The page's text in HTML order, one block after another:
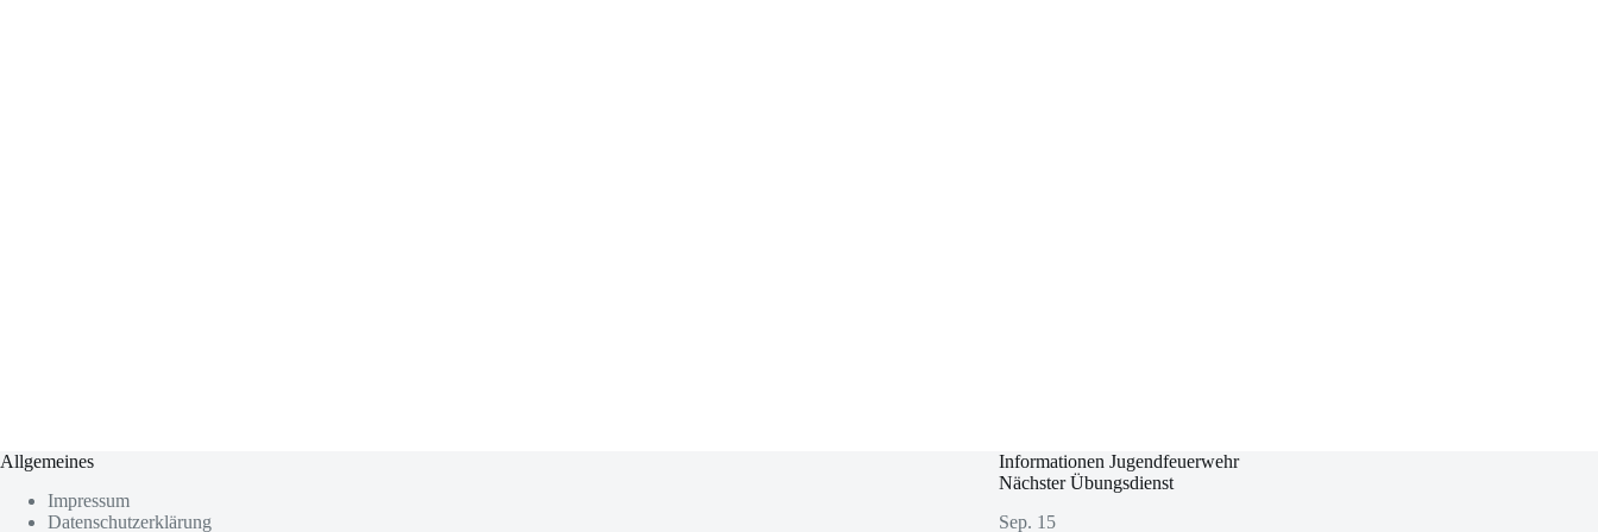
Allgemeines
Impressum
Datenschutzerklärung
Informationen Jugendfeuerwehr
Nächster Übungsdienst
Sep. 15